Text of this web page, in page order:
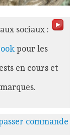
sociaux :
pour les
en cours et
commande